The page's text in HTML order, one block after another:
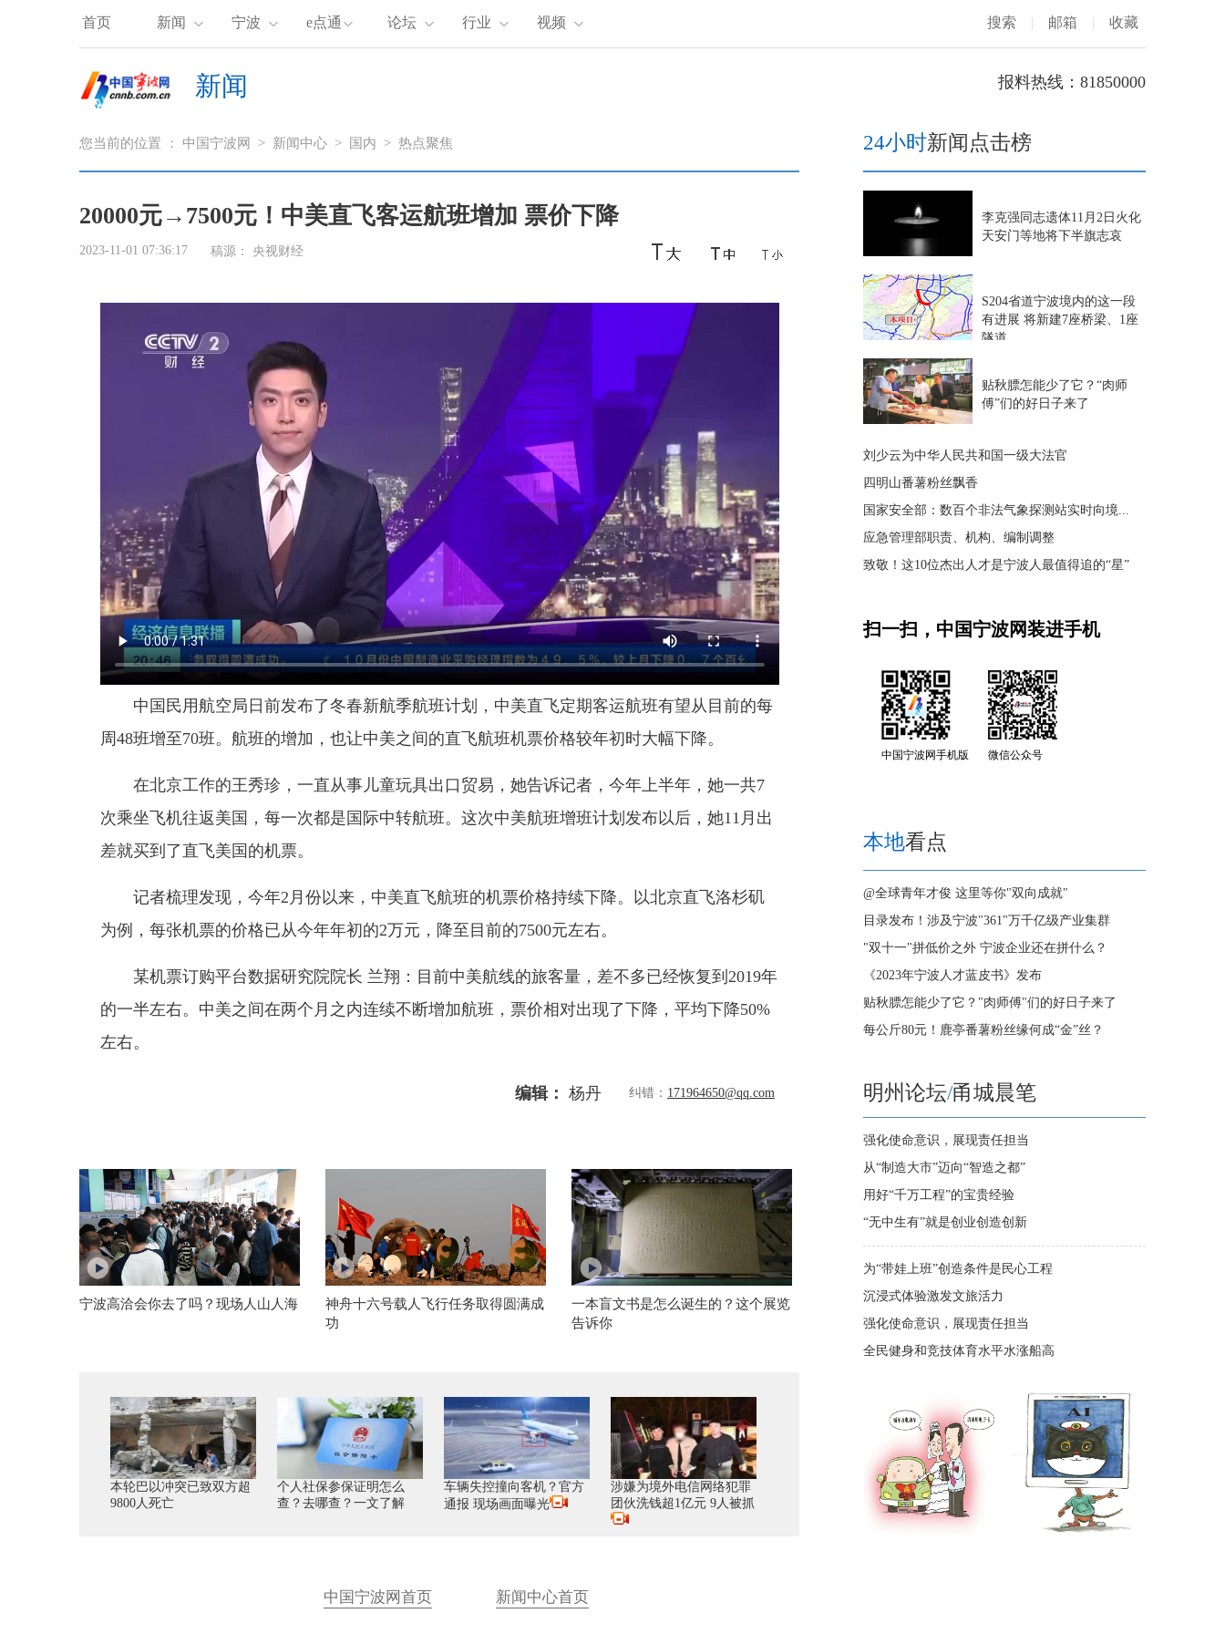
首页 新闻 宁波 e点通 论坛 行业 视频 搜索 | 邮箱 | 收藏
新闻 报料热线：81850000
您当前的位置 ： 中国宁波网 > 新闻中心 > 国内 > 热点聚焦
20000元→7500元！中美直飞客运航班增加 票价下降
2023-11-01 07:36:17 稿源： 央视财经
中国民用航空局日前发布了冬春新航季航班计划，中美直飞定期客运航班有望从目前的每
周48班增至70班。航班的增加，也让中美之间的直飞航班机票价格较年初时大幅下降。
在北京工作的王秀珍，一直从事儿童玩具出口贸易，她告诉记者，今年上半年，她一共7
次乘坐飞机往返美国，每一次都是国际中转航班。这次中美航班增班计划发布以后，她11月出
差就买到了直飞美国的机票。
记者梳理发现，今年2月份以来，中美直飞航班的机票价格持续下降。以北京直飞洛杉矶
为例，每张机票的价格已从今年年初的2万元，降至目前的7500元左右。
某机票订购平台数据研究院院长 兰翔：目前中美航线的旅客量，差不多已经恢复到2019年
的一半左右。中美之间在两个月之内连续不断增加航班，票价相对出现了下降，平均下降50%
左右。
编辑： 杨丹 纠错： 171964650@qq.com
宁波高洽会你去了吗？现场人山人海
神舟十六号载人飞行任务取得圆满成
功
一本盲文书是怎么诞生的？这个展览
告诉你
本轮巴以冲突已致双方超
9800人死亡
个人社保参保证明怎么
查？去哪查？一文了解
车辆失控撞向客机？官方
通报 现场画面曝光
涉嫌为境外电信网络犯罪
团伙洗钱超1亿元 9人被抓
中国宁波网首页 新闻中心首页
24小时新闻点击榜
李克强同志遗体11月2日火化
天安门等地将下半旗志哀
S204省道宁波境内的这一段
有进展 将新建7座桥梁、1座
隧道
贴秋膘怎能少了它？“肉师
傅”们的好日子来了
刘少云为中华人民共和国一级大法官
四明山番薯粉丝飘香
国家安全部：数百个非法气象探测站实时向境...
应急管理部职责、机构、编制调整
致敬！这10位杰出人才是宁波人最值得追的“星”
扫一扫，中国宁波网装进手机
中国宁波网手机版 微信公众号
本地看点
@全球青年才俊 这里等你"双向成就"
目录发布！涉及宁波"361"万千亿级产业集群
"双十一"拼低价之外 宁波企业还在拼什么？
《2023年宁波人才蓝皮书》发布
贴秋膘怎能少了它？"肉师傅"们的好日子来了
每公斤80元！鹿亭番薯粉丝缘何成“金”丝？
明州论坛/甬城晨笔
强化使命意识，展现责任担当
从“制造大市”迈向“智造之都”
用好“千万工程”的宝贵经验
“无中生有”就是创业创造创新
为“带娃上班”创造条件是民心工程
沉浸式体验激发文旅活力
强化使命意识，展现责任担当
全民健身和竞技体育水平水涨船高